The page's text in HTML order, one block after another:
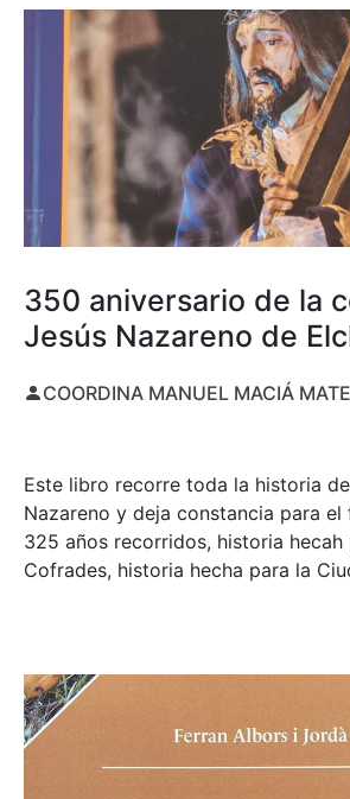
350 aniversario de la
Jesús Nazareno de
COORDINA MANUEL MACIÁ
Este libro recorre toda la historia
Nazareno y deja constancia para
325 años recorridos, historia hecah
Cofrades, historia hecha para la